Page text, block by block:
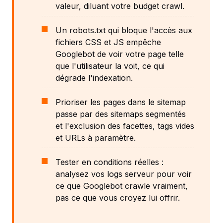
valeur, diluant votre budget crawl.
Un robots.txt qui bloque l'accès aux
fichiers CSS et JS empêche
Googlebot de voir votre page telle
que l'utilisateur la voit, ce qui
dégrade l'indexation.
Prioriser les pages dans le sitemap
passe par des sitemaps segmentés
et l'exclusion des facettes, tags vides
et URLs à paramètre.
Tester en conditions réelles :
analysez vos logs serveur pour voir
ce que Googlebot crawle vraiment,
pas ce que vous croyez lui offrir.